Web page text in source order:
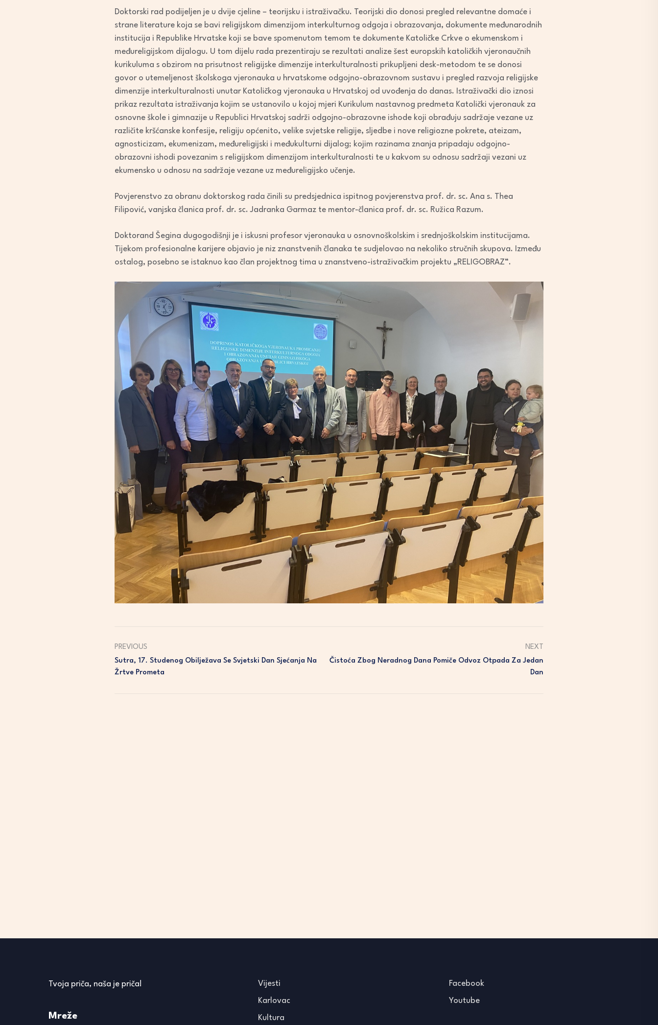
or
decrease
volume.
Doktorski rad podijeljen je u dvije cjeline – teorijsku i istraživačku. Teorijski dio donosi pregled relevantne domaće i
strane literature koja se bavi religijskom dimenzijom interkulturnog odgoja i obrazovanja, dokumente međunarodnih
institucija i Republike Hrvatske koji se bave spomenutom temom te dokumente Katoličke Crkve o ekumenskom i
međureligijskom dijalogu. U tom dijelu rada prezentiraju se rezultati analize šest europskih katoličkih vjeronaučnih
kurikuluma s obzirom na prisutnost religijske dimenzije interkulturalnosti prikupljeni desk-metodom te se donosi
govor o utemeljenost školskoga vjeronauka u hrvatskome odgojno-obrazovnom sustavu i pregled razvoja religijske
dimenzije interkulturalnosti unutar Katoličkog vjeronauka u Hrvatskoj od uvođenja do danas. Istraživački dio iznosi
prikaz rezultata istraživanja kojim se ustanovilo u kojoj mjeri Kurikulum nastavnog predmeta Katolički vjeronauk za
osnovne škole i gimnazije u Republici Hrvatskoj sadrži odgojno-obrazovne ishode koji obrađuju sadržaje vezane uz
različite kršćanske konfesije, religiju općenito, velike svjetske religije, sljedbe i nove religiozne pokrete, ateizam,
agnosticizam, ekumenizam, međureligijski i međukulturni dijalog; kojim razinama znanja pripadaju odgojno-
obrazovni ishodi povezanim s religijskom dimenzijom interkulturalnosti te u kakvom su odnosu sadržaji vezani uz
ekumensko u odnosu na sadržaje vezane uz međureligijsko učenje.
Povjerenstvo za obranu doktorskog rada činili su predsjednica ispitnog povjerenstva prof. dr. sc. Ana s. Thea
Filipović, vanjska članica prof. dr. sc. Jadranka Garmaz te mentor-članica prof. dr. sc. Ružica Razum.
Doktorand Šegina dugogodišnji je i iskusni profesor vjeronauka u osnovnoškolskim i srednjoškolskim institucijama.
Tijekom profesionalne karijere objavio je niz znanstvenih članaka te sudjelovao na nekoliko stručnih skupova. Između
ostalog, posebno se istaknuo kao član projektnog tima u znanstveno-istraživačkim projektu „RELIGOBRAZ“.
PREVIOUS
Sutra, 17. Studenog Obilježava Se Svjetski Dan Sjećanja Na
Žrtve Prometa
NEXT
Čistoća Zbog Neradnog Dana Pomiče Odvoz Otpada Za Jedan
Dan
Tvoja priča, naša je priča!
Mreže
Vijesti
Karlovac
Kultura
Facebook
Youtube